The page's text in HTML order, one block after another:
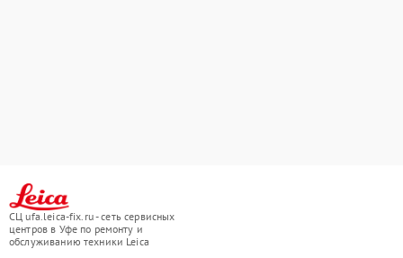
СЦ ufa.leica-fix.ru - сеть сервисных
центров в Уфе по ремонту и
обслуживанию техники Leica